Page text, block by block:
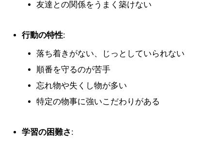
友達との関係をうまく築けない
行動の特性:
落ち着きがない、じっとしていられない
順番を守るのが苦手
忘れ物や失くし物が多い
特定の物事に強いこだわりがある
学習の困難さ: